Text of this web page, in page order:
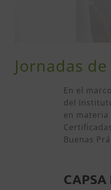
Jornadas
En el
del
en materia
Buenas
CAPSA